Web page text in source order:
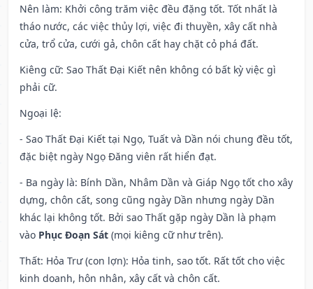
Nên làm: Khởi công trăm việc đều đặng tốt. Tốt nhất là
tháo nước, các việc thủy lợi, việc đi thuyền, xây cất nhà
cửa, trổ cửa, cưới gả, chôn cất hay chặt cỏ phá đất.
Kiêng cữ: Sao Thất Đại Kiết nên không có bất kỳ việc gì
phải cữ.
Ngoại lệ:
- Sao Thất Đại Kiết tại Ngọ, Tuất và Dần nói chung đều tốt,
đặc biệt ngày Ngọ Đăng viên rất hiển đạt.
- Ba ngày là: Bính Dần, Nhâm Dần và Giáp Ngọ tốt cho xây
dựng, chôn cất, song cũng ngày Dần nhưng ngày Dần
khác lại không tốt. Bởi sao Thất gặp ngày Dần là phạm
vào Phục Đoạn Sát (mọi kiêng cữ như trên).
Thất: Hỏa Trư (con lợn): Hỏa tinh, sao tốt. Rất tốt cho việc
kinh doanh, hôn nhân, xây cất và chôn cất.